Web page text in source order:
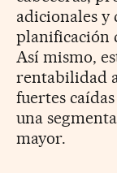
adicionales y
planificación
Así mismo,
rentabilidad
fuertes
una
mayor.